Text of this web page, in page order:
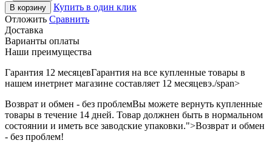
В корзину
Купить в один клик
Отложить Сравнить
Доставка
Варианты оплаты
Наши преимущества
Гарантия 12 месяцевГарантия на все купленные товары в
нашем инетрнет магазине составляет 12 месяцевэ./span>
Возврат и обмен - без проблемВы можете вернуть купленные
товары в течение 14 дней. Товар должнен быть в нормальном
состоянии и иметь все заводские упаковки.">Возврат и обмен
- без проблем!